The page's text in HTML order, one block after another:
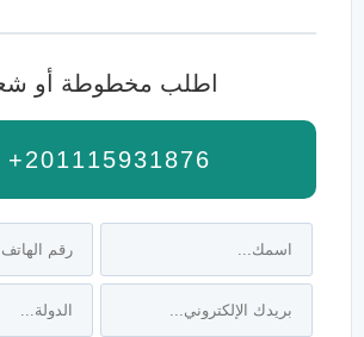
اطلب مخطوطة أو
+201115931876